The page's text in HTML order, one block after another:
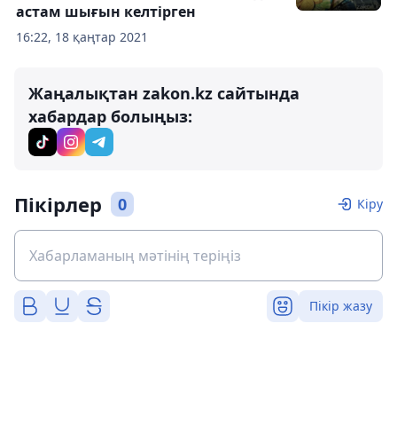
16:22, 18 қаңтар 2021
астам шығын келтірген
Жаңалықтан zakon.kz сайтында
хабардар болыңыз:
Пікірлер 0 Кіру
Пікір жазу